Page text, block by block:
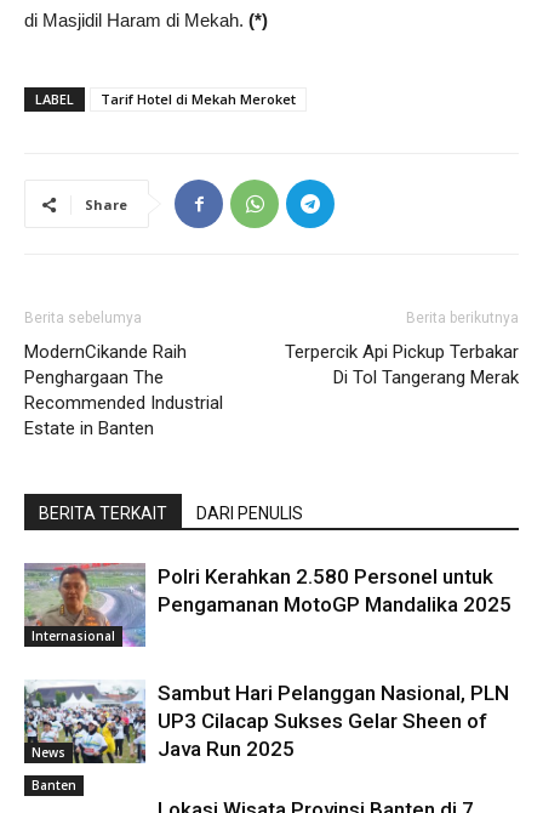
di Masjidil Haram di Mekah. (*)
LABEL Tarif Hotel di Mekah Meroket
Share
Berita sebelumya
ModernCikande Raih
Penghargaan The
Recommended Industrial
Estate in Banten
Berita berikutnya
Terpercik Api Pickup Terbakar
Di Tol Tangerang Merak
BERITA TERKAIT DARI PENULIS
Internasional
Polri Kerahkan 2.580 Personel untuk
Pengamanan MotoGP Mandalika 2025
News
Sambut Hari Pelanggan Nasional, PLN
UP3 Cilacap Sukses Gelar Sheen of
Java Run 2025
Banten